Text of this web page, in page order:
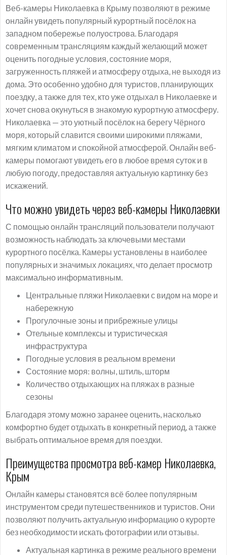
Веб-камеры Николаевка в Крыму позволяют в режиме
онлайн увидеть популярный курортный посёлок на
западном побережье полуострова. Благодаря
современным трансляциям каждый желающий может
оценить погодные условия, состояние моря,
загруженность пляжей и атмосферу отдыха, не выходя из
дома. Это особенно удобно для туристов, планирующих
поездку, а также для тех, кто уже отдыхал в Николаевке и
хочет снова окунуться в знакомую курортную атмосферу.
Николаевка — это уютный посёлок на берегу Чёрного
моря, который славится своими широкими пляжами,
мягким климатом и спокойной атмосферой. Онлайн веб-
камеры помогают увидеть его в любое время суток и в
любую погоду, предоставляя актуальную картинку без
искажений.
Что можно увидеть через веб-камеры Николаевки
С помощью онлайн трансляций пользователи получают
возможность наблюдать за ключевыми местами
курортного посёлка. Камеры установлены в наиболее
популярных и значимых локациях, что делает просмотр
максимально информативным.
Центральные пляжи Николаевки с видом на море и
набережную
Прогулочные зоны и прибрежные улицы
Отельные комплексы и туристическая
инфраструктура
Погодные условия в реальном времени
Состояние моря: волны, штиль, шторм
Количество отдыхающих на пляжах в разные
сезоны
Благодаря этому можно заранее оценить, насколько
комфортно будет отдыхать в конкретный период, а также
выбрать оптимальное время для поездки.
Преимущества просмотра веб-камер Николаевка,
Крым
Онлайн камеры становятся всё более популярным
инструментом среди путешественников и туристов. Они
позволяют получить актуальную информацию о курорте
без необходимости искать фотографии или отзывы.
Актуальная картинка в режиме реального времени